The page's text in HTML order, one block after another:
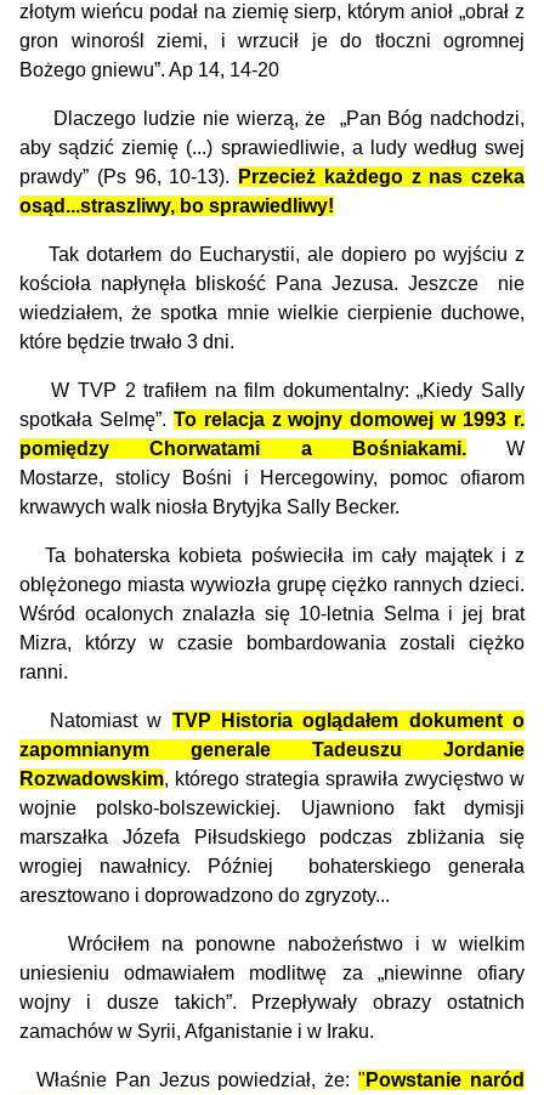
złotym wieńcu podał na ziemię sierp, którym anioł „obrał z
gron winorośl ziemi, i wrzucił je do tłoczni ogromnej
Bożego gniewu”. Ap 14, 14-20
Dlaczego ludzie nie wierzą, że „Pan Bóg nadchodzi,
aby sądzić ziemię (...) sprawiedliwie, a ludy według swej
prawdy” (Ps 96, 10-13).
Przecież każdego z nas czeka
osąd...straszliwy, bo sprawiedliwy!
Tak dotarłem do Eucharystii, ale dopiero po wyjściu z
kościoła napłynęła bliskość Pana Jezusa. Jeszcze nie
wiedziałem, że spotka mnie wielkie cierpienie duchowe,
które będzie trwało 3 dni.
W TVP 2 trafiłem na film dokumentalny: „Kiedy Sally
spotkała Selmę”. To relacja z wojny domowej w 1993 r.
pomiędzy Chorwatami a Bośniakami.W
Mostarze, stolicy Bośni i Hercegowiny, pomoc ofiarom
krwawych walk niosła Brytyjka Sally Becker.
Ta bohaterska kobieta poświeciła im cały majątek i z
oblężonego miasta wywiozła grupę ciężko rannych dzieci.
Wśród ocalonych znalazła się 10-letnia Selma i jej brat
Mizra, którzy w czasie bombardowania zostali ciężko
ranni.
Natomiast w TVP Historia oglądałem dokument o
zapomnianym
generale Tadeuszu Jordanie
Rozwadowskim, którego strategia sprawiła zwycięstwo w
wojnie polsko-bolszewickiej. Ujawniono fakt dymisji
marszałka Józefa Piłsudskiego podczas zbliżania się
wrogiej nawałnicy. Później bohaterskiego generała
aresztowano i doprowadzono do zgryzoty...
Wróciłem na ponowne nabożeństwo i w wielkim
uniesieniu odmawiałem modlitwę za „niewinne ofiary
wojny i dusze takich”. Przepływały obrazy ostatnich
zamachów w Syrii, Afganistanie i w Iraku.
Właśnie Pan Jezus powiedział, że:" Powstanie naród